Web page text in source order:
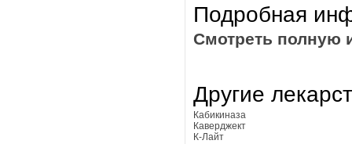
Подробная
Смотреть полную
Другие
Кабикиназа
Каверджект
К-Лайт